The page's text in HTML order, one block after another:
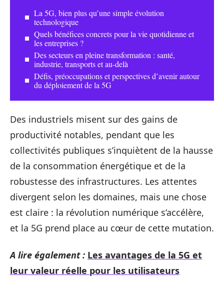
La 5G, bien plus qu’une simple évolution
technologique
Quels bénéfices concrets pour la vie quotidienne et
les entreprises ?
Des secteurs en pleine transformation : santé,
industrie, transports et au-delà
Défis, préoccupations et perspectives d’avenir autour
du déploiement de la 5G
Des industriels misent sur des gains de
productivité notables, pendant que les
collectivités publiques s’inquiètent de la hausse
de la consommation énergétique et de la
robustesse des infrastructures. Les attentes
divergent selon les domaines, mais une chose
est claire : la révolution numérique s’accélère,
et la 5G prend place au cœur de cette mutation.
A lire également : Les avantages de la 5G et
leur valeur réelle pour les utilisateurs